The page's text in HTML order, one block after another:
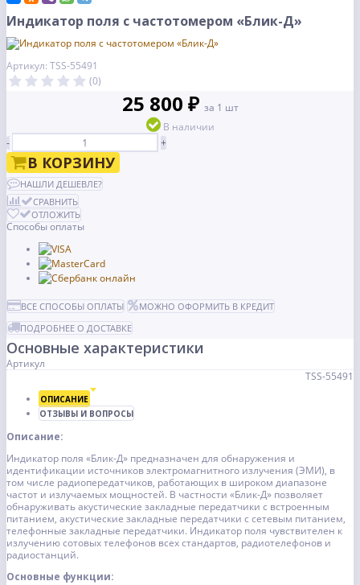
Индикатор поля с частотомером «Блик-Д»
Артикул: TSS-55491
(0)
25 800 ₽ за 1 шт
В наличии
-
+
В КОРЗИНУ
НАШЛИ ДЕШЕВЛЕ?
СРАВНИТЬ
ОТЛОЖИТЬ
Способы оплаты
ВСЕ СПОСОБЫ ОПЛАТЫ
МОЖНО ОФОРМИТЬ В КРЕДИТ
ПОДРОБНЕЕ О ДОСТАВКЕ
Основные характеристики
Артикул
TSS-55491
ОПИСАНИЕ
ОТЗЫВЫ И ВОПРОСЫ
Описание:
Индикатор поля «Блик-Д» предназначен для обнаружения и
идентификации источников электромагнитного излучения (ЭМИ), в
том числе радиопередатчиков, работающих в широком диапазоне
частот и излучаемых мощностей. В частности «Блик-Д» позволяет
обнаруживать акустические закладные передатчики с встроенным
питанием, акустические закладные передатчики с сетевым питанием,
телефонные закладные передатчики. Индикатор поля чувствителен к
излучению сотовых телефонов всех стандартов, радиотелефонов и
радиостанций.
Основные функции: